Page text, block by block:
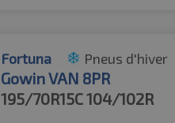
Fortuna Pneus d'hiver
Gowin VAN 8PR
195/70R15C104/102R